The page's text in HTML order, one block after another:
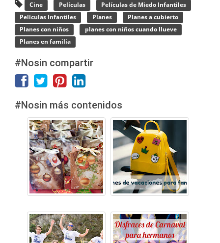
Cine Películas
Películas de Miedo Infantiles
Películas Infantiles
Planes
Planes a cubierto
Planes con niños
planes con niños cuando llueve
Planes en familia
#Nosin compartir
#Nosin más contenidos